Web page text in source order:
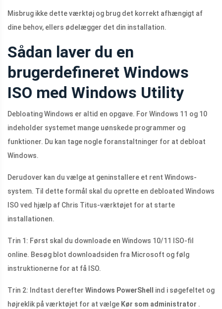
Misbrug ikke dette værktøj og brug det korrekt afhængigt af
dine behov, ellers ødelægger det din installation.
Sådan laver du en
brugerdefineret Windows
ISO med Windows Utility
Debloating Windows er altid en opgave. For Windows 11 og 10
indeholder systemet mange uønskede programmer og
funktioner. Du kan tage nogle foranstaltninger for at debloat
Windows.
Derudover kan du vælge at geninstallere et rent Windows-
system. Til dette formål skal du oprette en debloated Windows
ISO ved hjælp af Chris Titus-værktøjet for at starte
installationen.
Trin 1: Først skal du downloade en Windows 10/11 ISO-fil
online. Besøg blot downloadsiden fra Microsoft og følg
instruktionerne for at få ISO.
Trin 2: Indtast derefter Windows PowerShell
ind i søgefeltet og
højreklik på værktøjet for at vælge Kør som administrator .